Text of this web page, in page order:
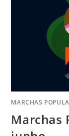
MARCHAS
Marchas